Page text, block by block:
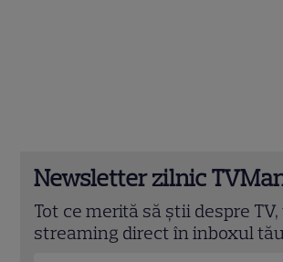
Newsletter zilnic
Tot ce merită să știi despre
streaming direct în inboxul